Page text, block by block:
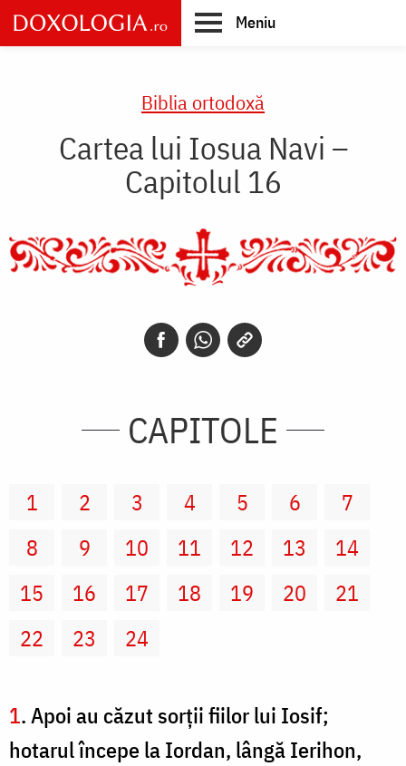
Skip
to
main
Meniu
Biblia ortodoxă
Cartea lui Iosua Navi –
Capitolul 16
CAPITOLE
1 2 3 4 5 6
7
8
9 10 11 12 13
14
15
16 17 18 19 20
21
22
23 24
1. Apoi au căzut sorţii fiilor lui Iosif;
hotarul începe la Iordan, lângă Ierihon,